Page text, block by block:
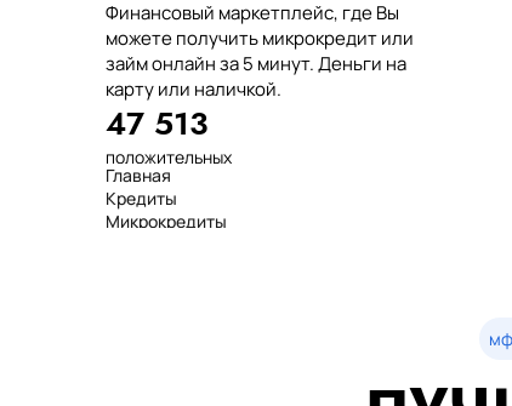
Финансовый маркетплейс, где Вы
можете получить микрокредит или
займ онлайн за 5 минут. Деньги на
карту или наличкой.
47 513
положительных
отзывов
тенге выдано
нашим клиентам
Главная
Кредиты
Микрокредиты